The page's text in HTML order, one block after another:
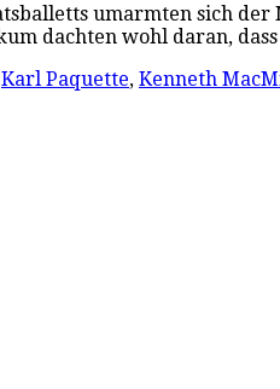
umarmten sich der
dachten wohl daran,
Karl Paquette, Kenneth